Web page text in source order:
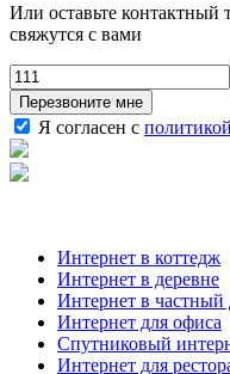
Или оставьте
свяжутся с вами
Перезвоните мне
Я согласен с
Интернет в коттедж
Интернет в деревне
Интернет в частный
Интернет для офиса
Спутниковый
Интернет для